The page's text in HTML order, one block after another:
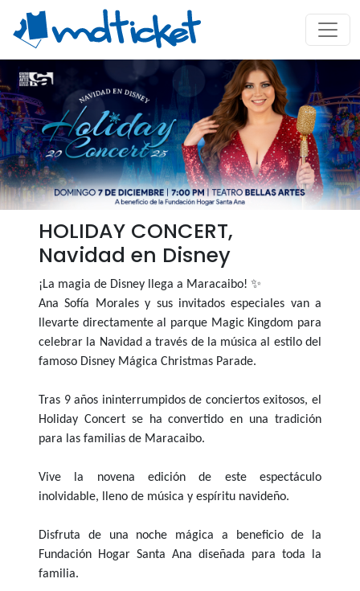
HOLIDAY CONCERT,
Navidad en Disney
¡La magia de Disney llega a Maracaibo! ✨
Ana Sofía Morales y sus invitados especiales van a
llevarte directamente al parque Magic Kingdom para
celebrar la Navidad a través de la música al estilo del
famoso Disney Mágica Christmas Parade.
Tras 9 años ininterrumpidos de conciertos exitosos, el
Holiday Concert se ha convertido en una tradición
para las familias de Maracaibo.
Vive la novena edición de este espectáculo
inolvidable, lleno de música y espíritu navideño.
Disfruta de una noche mágica a beneficio de la
Fundación Hogar Santa Ana diseñada para toda la
familia.